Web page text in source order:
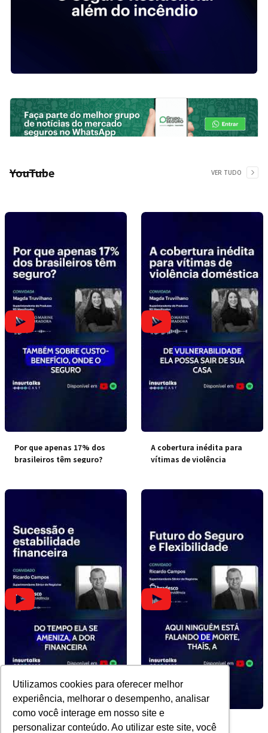
Utilizamos cookies para oferecer melhor
experiência, melhorar o desempenho, analisar
como você interage em nosso site e
personalizar conteúdo. Ao utilizar este site, você
YouTube VER TUDO
Por que apenas 17% dos
brasileiros têm seguro?
A cobertura inédita para
vítimas de violência
Sucessão e estabilidade
Futuro do Seguro e